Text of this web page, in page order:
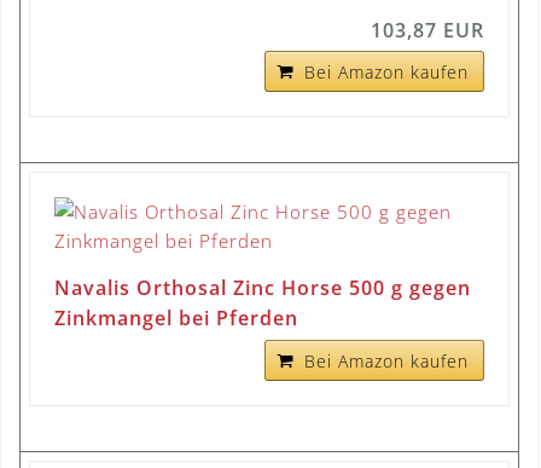
103,87 EUR
Bei Amazon kaufen
Navalis Orthosal Zinc Horse 500 g gegen
Zinkmangel bei Pferden
Bei Amazon kaufen